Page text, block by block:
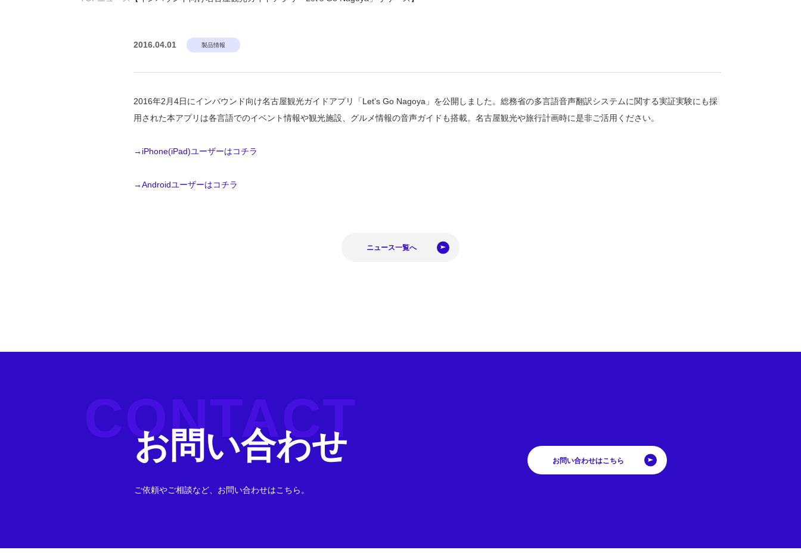
2016.04.01 製品情報
2016年2月4日にインバウンド向け名古屋観光ガイドアプリ「Let’s Go Nagoya」を公開しました。総務省の多言語音声翻訳システムに関する実証実験にも採
用された本アプリは各言語でのイベント情報や観光施設、グルメ情報の音声ガイドも搭載。名古屋観光や旅行計画時に是非ご活用ください。
→iPhone(iPad)ユーザーはコチラ
→Androidユーザーはコチラ
ニュース一覧へ
CONTACT
お問い合わせ
ご依頼やご相談など、お問い合わせはこちら。
お問い合わせはこちら